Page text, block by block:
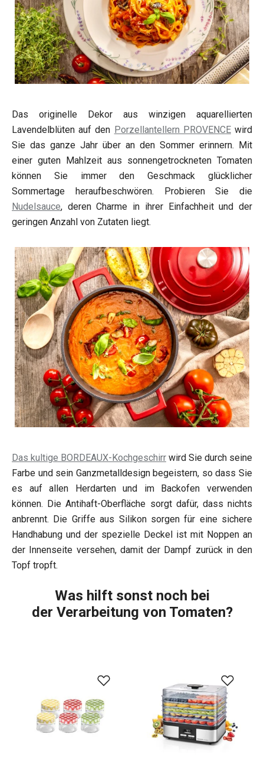
Das originelle Dekor aus winzigen aquarellierten
Lavendelblüten auf den Porzellantellern PROVENCEwird
Sie das ganze Jahr über an den Sommer erinnern. Mit
einer guten Mahlzeit aus sonnengetrockneten Tomaten
können Sie immer den Geschmack glücklicher
Sommertage heraufbeschwören. Probieren Sie die
Nudelsauce, deren Charme in ihrer Einfachheit und der
geringen Anzahl von Zutaten liegt.
Das kultige BORDEAUX-Kochgeschirr wird Sie durch seine
Farbe und sein Ganzmetalldesign begeistern, so dass Sie
es auf allen Herdarten und im Backofen verwenden
können. Die Antihaft-Oberfläche sorgt dafür, dass nichts
anbrennt. Die Griffe aus Silikon sorgen für eine sichere
Handhabung und der spezielle Deckel ist mit Noppen an
der Innenseite versehen, damit der Dampf zurück in den
Topf tropft.
Was hilft sonst noch bei
der Verarbeitung von Tomaten?